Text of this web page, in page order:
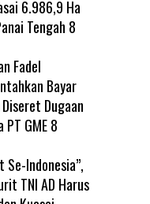
6.986,9 Ha
Tengah 8
Fadel
Bayar
Dugaan
PT GME 8
Se-Indonesia”,
TNI AD Harus